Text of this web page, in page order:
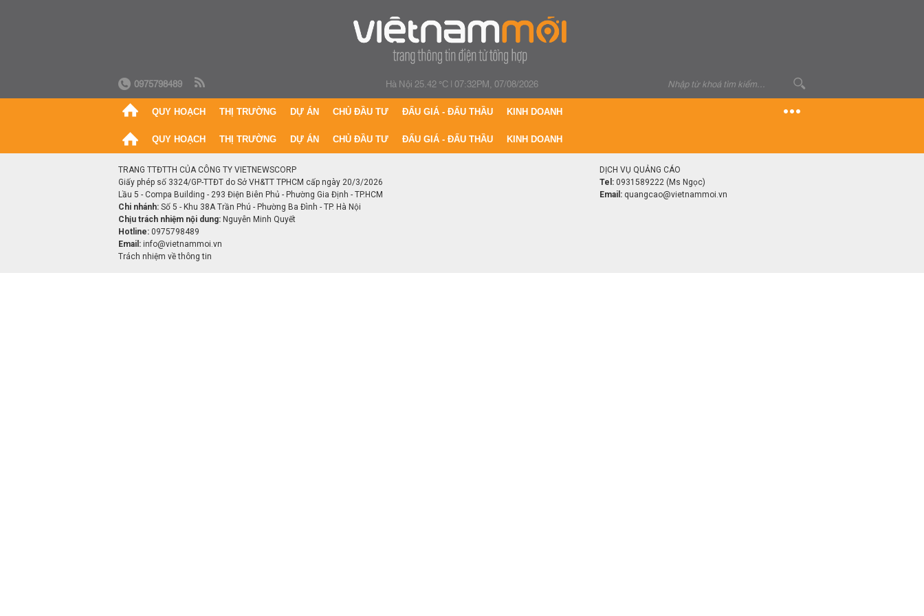
0975798489 Hà Nội 25.42 °C|07:32PM, 07/08/2026
QUY HOẠCH THỊ TRƯỜNG DỰ ÁN CHỦ ĐẦU TƯ ĐẤU GIÁ - ĐẤU THẦU KINH DOANH
QUY HOẠCH THỊ TRƯỜNG DỰ ÁN CHỦ ĐẦU TƯ ĐẤU GIÁ - ĐẤU THẦU KINH DOANH
TRANG TTĐTTH CỦA CÔNG TY VIETNEWSCORP
Giấy phép số 3324/GP-TTĐT do Sở VH&TT TPHCM cấp ngày 20/3/2026
Lầu 5 - Compa Building - 293 Điện Biên Phủ - Phường Gia Định - TP.HCM
Chi nhánh: Số 5 - Khu 38A Trần Phú - Phường Ba Đình - TP. Hà Nội
Chịu trách nhiệm nội dung: Nguyễn Minh Quyết
Hotline: 0975798489
Email: info@vietnammoi.vn
Trách nhiệm về thông tin
DỊCH VỤ QUẢNG CÁO
Tel: 0931589222 (Ms Ngọc)
Email: quangcao@vietnammoi.vn